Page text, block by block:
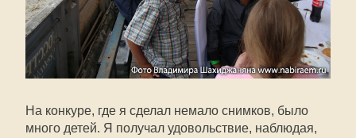
На конкуре, где я сделал немало снимков, было
много детей. Я получал удовольствие, наблюдая,